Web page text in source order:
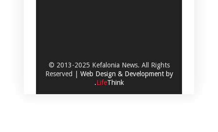
© 2013-2025 Kefalonia News. All Rights
Reserved | Web Design & Development by
.LifeThink